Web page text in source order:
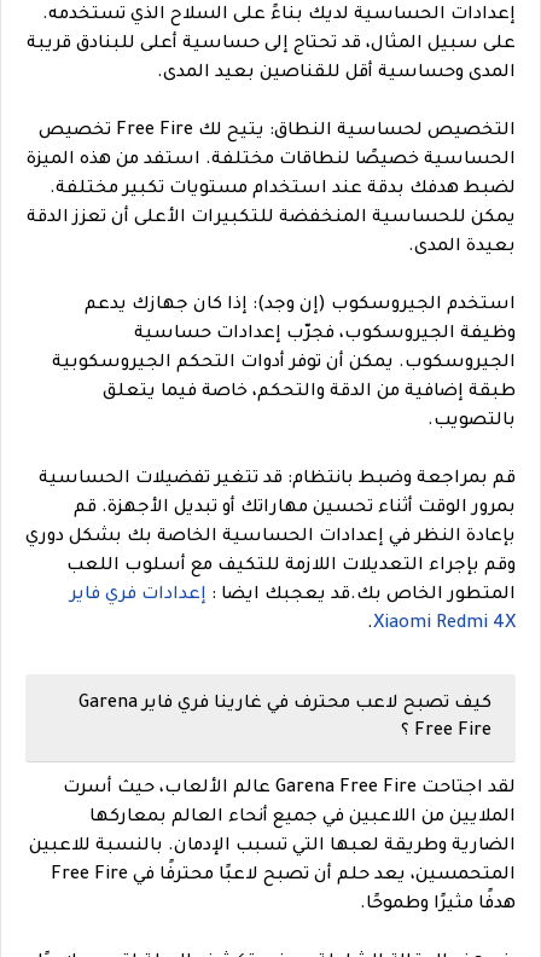
إعدادات الحساسية لديك بناءً على السلاح الذي تستخدمه.
على سبيل المثال، قد تحتاج إلى حساسية أعلى للبنادق قريبة
المدى وحساسية أقل للقناصين بعيد المدى.
التخصيص لحساسية النطاق: يتيح لك Free Fire تخصيص
الحساسية خصيصًا لنطاقات مختلفة. استفد من هذه الميزة
لضبط هدفك بدقة عند استخدام مستويات تكبير مختلفة.
يمكن للحساسية المنخفضة للتكبيرات الأعلى أن تعزز الدقة
بعيدة المدى.
استخدم الجيروسكوب (إن وجد): إذا كان جهازك يدعم
وظيفة الجيروسكوب، فجرّب إعدادات حساسية
الجيروسكوب. يمكن أن توفر أدوات التحكم الجيروسكوبية
طبقة إضافية من الدقة والتحكم، خاصة فيما يتعلق
بالتصويب.
قم بمراجعة وضبط بانتظام: قد تتغير تفضيلات الحساسية
بمرور الوقت أثناء تحسين مهاراتك أو تبديل الأجهزة. قم
بإعادة النظر في إعدادات الحساسية الخاصة بك بشكل دوري
وقم بإجراء التعديلات اللازمة للتكيف مع أسلوب اللعب
المتطور الخاص بك.قد يعجبك ايضا : إعدادات فري فاير
Xiaomi Redmi 4X
.
كيف تصبح لاعب محترف في غارينا فري فاير Garena
Free Fire ؟
لقد اجتاحت Garena Free Fire عالم الألعاب، حيث أسرت
الملايين من اللاعبين في جميع أنحاء العالم بمعاركها
الضارية وطريقة لعبها التي تسبب الإدمان. بالنسبة للاعبين
المتحمسين، يعد حلم أن تصبح لاعبًا محترفًا في Free Fire
هدفًا مثيرًا وطموحًا.